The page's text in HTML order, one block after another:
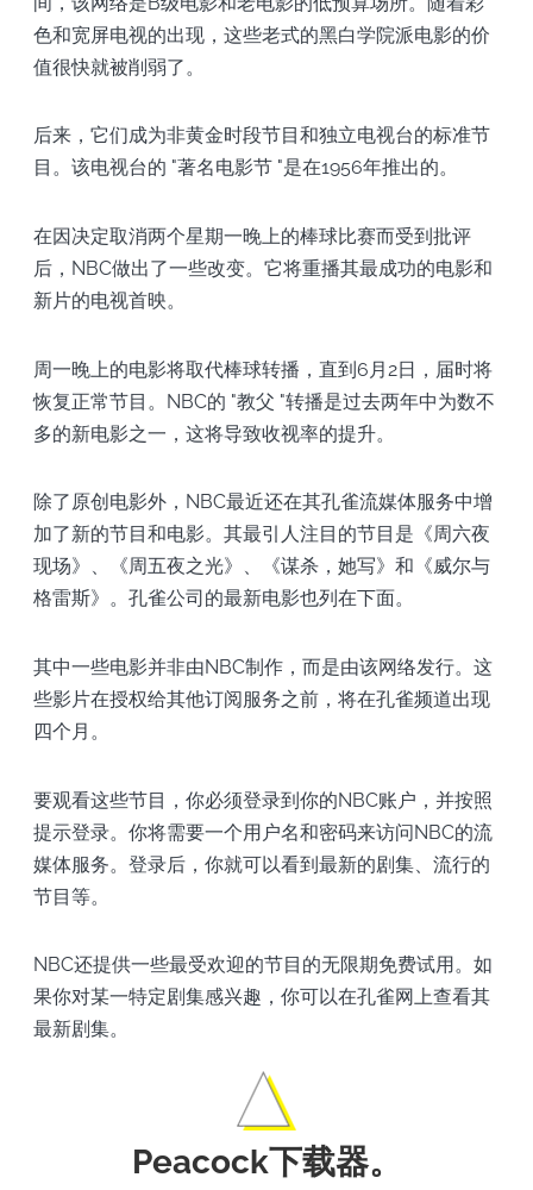
色和宽屏电视的出现，这些老式的黑白学院派电影的价
值很快就被削弱了。
后来，它们成为非黄金时段节目和独立电视台的标准节
目。该电视台的 "著名电影节 "是在1956年推出的。
在因决定取消两个星期一晚上的棒球比赛而受到批评
后，NBC做出了一些改变。它将重播其最成功的电影和
新片的电视首映。
周一晚上的电影将取代棒球转播，直到6月2日，届时将
恢复正常节目。NBC的 "教父 "转播是过去两年中为数不
多的新电影之一，这将导致收视率的提升。
除了原创电影外，NBC最近还在其孔雀流媒体服务中增
加了新的节目和电影。其最引人注目的节目是《周六夜
现场》、《周五夜之光》、《谋杀，她写》和《威尔与
格雷斯》。孔雀公司的最新电影也列在下面。
其中一些电影并非由NBC制作，而是由该网络发行。这
些影片在授权给其他订阅服务之前，将在孔雀频道出现
四个月。
要观看这些节目，你必须登录到你的NBC账户，并按照
提示登录。你将需要一个用户名和密码来访问NBC的流
媒体服务。登录后，你就可以看到最新的剧集、流行的
节目等。
NBC还提供一些最受欢迎的节目的无限期免费试用。如
果你对某一特定剧集感兴趣，你可以在孔雀网上查看其
最新剧集。
Peacock下载器。